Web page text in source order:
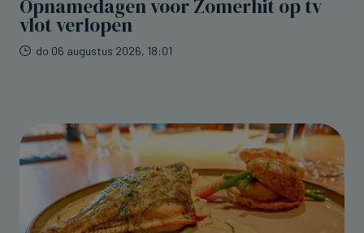
Opnamedagen voor Zomerhit op tv
vlot verlopen
do 06 augustus 2026, 18:01